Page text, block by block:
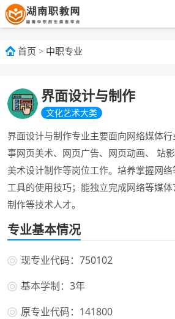
首页 > 中职专业
界面设计与制作
文化艺术大类
界面设计与制作专业主要面向网络媒体
事网页美术、网页广告、网页动画、 站
美术设计制作等岗位工作。培养掌握网
工具的使用技巧；能独立完成网络等媒
制作等技术人才。
专业基本情况
现专业代码：750102
基本学制：3年
原专业代码：141800